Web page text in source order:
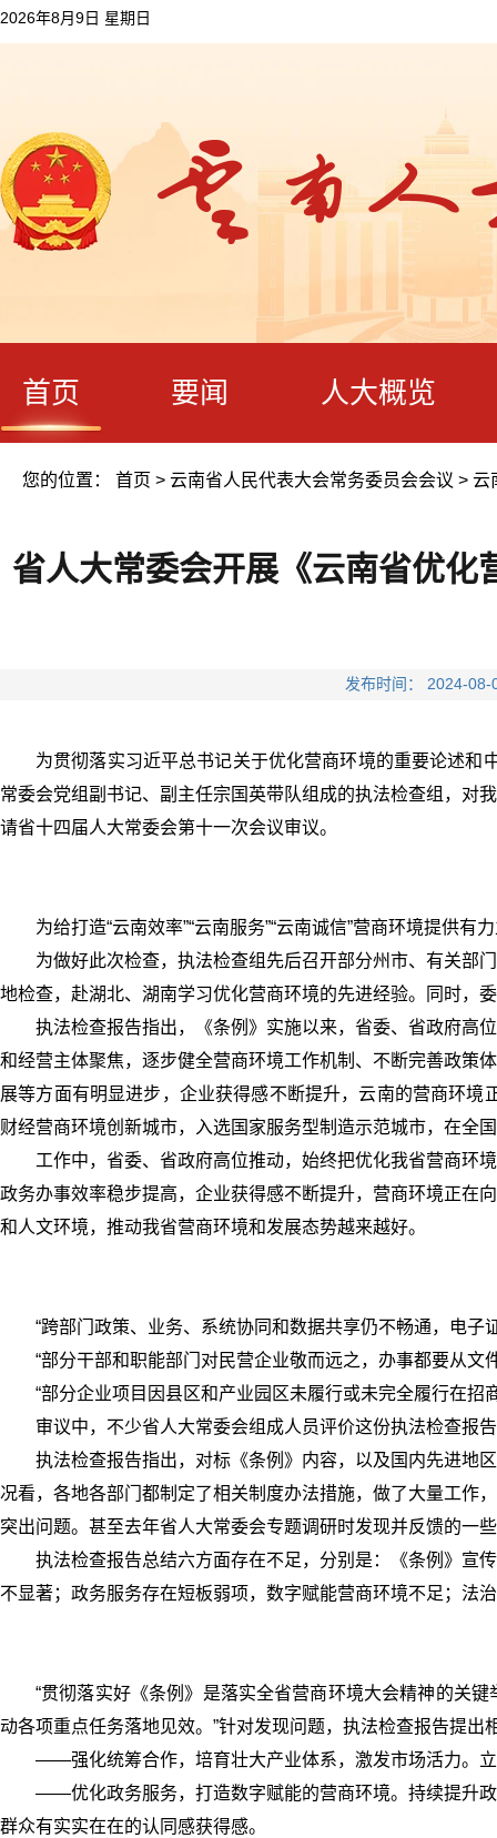
2026年8月9日 星期日
首页 要闻 人大概览
您的位置： 首页 > 云南省人民代表大会常务委员会会议 > 云
省人大常委会开展《云南省优
发布时间： 2024-
为贯彻落实习近平总书记关于优化营商环境的重要论述
常委会党组副书记、副主任宗国英带队组成的执法检查组，对
请省十四届人大常委会第十一次会议审议。
为给打造“云南效率”“云南服务”“云南诚信”营商环境提供
为做好此次检查，执法检查组先后召开部分州市、有关部
地检查，赴湖北、湖南学习优化营商环境的先进经验。同时，
执法检查报告指出，《条例》实施以来，省委、省政府高
和经营主体聚焦，逐步健全营商环境工作机制、不断完善政策
展等方面有明显进步，企业获得感不断提升，云南的营商环境
财经营商环境创新城市，入选国家服务型制造示范城市，在全
工作中，省委、省政府高位推动，始终把优化我省营商环
政务办事效率稳步提高，企业获得感不断提升，营商环境正在
和人文环境，推动我省营商环境和发展态势越来越好。
“跨部门政策、业务、系统协同和数据共享仍不畅通，电
“部分干部和职能部门对民营企业敬而远之，办事都要从
“部分企业项目因县区和产业园区未履行或未完全履行在
审议中，不少省人大常委会组成人员评价这份执法检查报
执法检查报告指出，对标《条例》内容，以及国内先进地
况看，各地各部门都制定了相关制度办法措施，做了大量工作
突出问题。甚至去年省人大常委会专题调研时发现并反馈的一
执法检查报告总结六方面存在不足，分别是：《条例》宣
不显著；政务服务存在短板弱项，数字赋能营商环境不足；法
“贯彻落实好《条例》是落实全省营商环境大会精神的关
动各项重点任务落地见效。”针对发现问题，执法检查报告提出
——强化统筹合作，培育壮大产业体系，激发市场活力。
——优化政务服务，打造数字赋能的营商环境。持续提升
群众有实实在在的认同感获得感。